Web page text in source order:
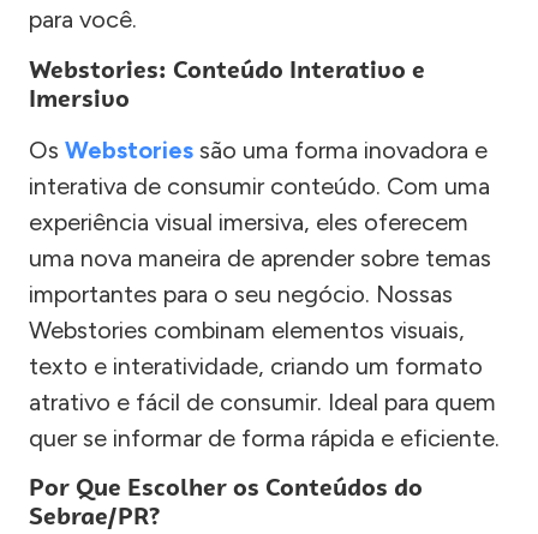
para você.
Webstories: Conteúdo Interativo e
Imersivo
Os Webstories são uma forma inovadora e
interativa de consumir conteúdo. Com uma
experiência visual imersiva, eles oferecem
uma nova maneira de aprender sobre temas
importantes para o seu negócio. Nossas
Webstories combinam elementos visuais,
texto e interatividade, criando um formato
atrativo e fácil de consumir. Ideal para quem
quer se informar de forma rápida e eficiente.
Por Que Escolher os Conteúdos do
Sebrae/PR?